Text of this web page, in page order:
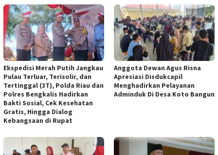
Ekspedisi Merah Putih Jangkau
Pulau Terluar, Terisolir, dan
Tertinggal (3T), Polda Riau dan
Polres Bengkalis Hadirkan
Bakti Sosial, Cek Kesehatan
Gratis, Hingga Dialog
Kebangsaan di Rupat
Anggota Dewan Agus Risna
Apresiasi Disdukcapil
Menghadirkan Pelayanan
Adminduk Di Desa Koto Bangun